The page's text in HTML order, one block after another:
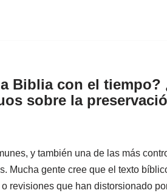
Biblia con el tiempo?
sobre la
y también una de las más
Mucha gente cree que el texto
revisiones que han distorsionado